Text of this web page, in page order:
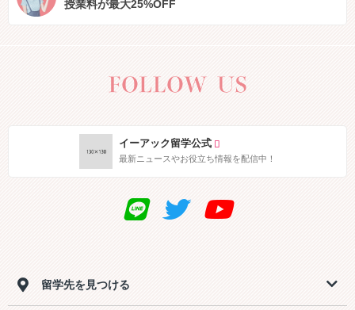
授業料が最大25%OFF
イーアック留学公式
最新ニュースやお役立ち情報を配信中！
留学先を見つける